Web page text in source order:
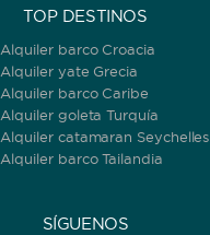
TOP DESTINOS
Alquiler barco Croacia
Alquiler yate Grecia
Alquiler barco Caribe
Alquiler goleta Turquía
Alquiler catamaran Seychelles
Alquiler barco Tailandia
SÍGUENOS